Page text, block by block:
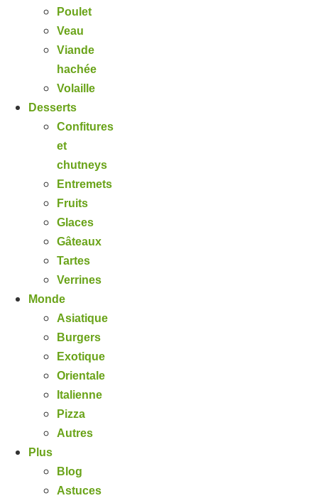
Poulet
Veau
Viande
hachée
Volaille
Desserts
Confitures
et
chutneys
Entremets
Fruits
Glaces
Gâteaux
Tartes
Verrines
Monde
Asiatique
Burgers
Exotique
Orientale
Italienne
Pizza
Autres
Plus
Blog
Astuces